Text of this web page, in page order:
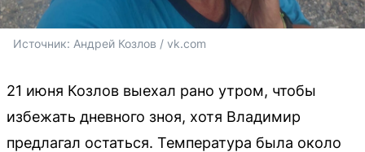
Источник: Андрей Козлов / vk.com
21 июня Козлов выехал рано утром, чтобы
избежать дневного зноя, хотя Владимир
предлагал остаться. Температура была около